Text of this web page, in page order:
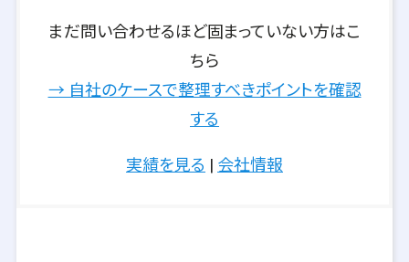
まだ問い合わせるほど固まっていない方はこ
ちら
→ 自社のケースで整理すべきポイントを確認
する
実績を見る | 会社情報